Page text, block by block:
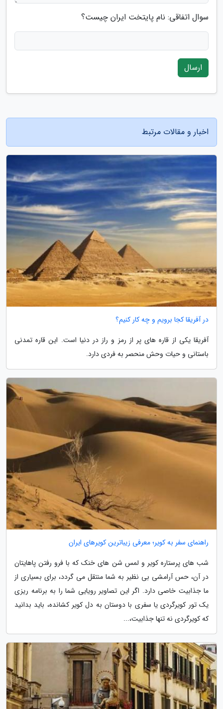
سوال اتفاقی: نام پایتخت ایران چیست؟
ارسال
اخبار و مقالات مرتبط
در آفریقا کجا برویم و چه کار کنیم؟
آفریقا یکی از قاره های پر از رمز و راز در دنیا است. این قاره تمدنی
باستانی و حیات وحش منحصر به فردی دارد.
راهنمای سفر به کویر؛ معرفی زیباترین کویرهای ایران
شب های پرستاره کویر و لمس شن های خنک که با فرو رفتن پاهایتان
در آن، حس آرامشی بی نظیر به شما منتقل می گردد، برای بسیاری از
ما جذابیت خاصی دارد. اگر این تصاویر رویایی شما را به برنامه ریزی
یک تور کویرگردی یا سفری با دوستان به دل کویر کشانده، باید بدانید
که کویرگردی نه تنها جذابیت،...